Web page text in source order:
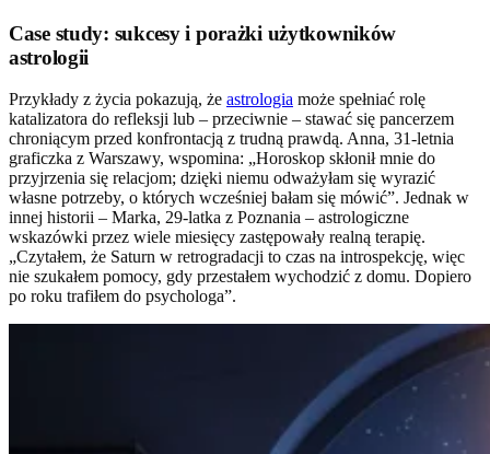
Case study: sukcesy i porażki użytkowników
astrologii
Przykłady z życia pokazują, że astrologia może spełniać rolę
katalizatora do refleksji lub – przeciwnie – stawać się pancerzem
chroniącym przed konfrontacją z trudną prawdą. Anna, 31-letnia
graficzka z Warszawy, wspomina: „Horoskop skłonił mnie do
przyjrzenia się relacjom; dzięki niemu odważyłam się wyrazić
własne potrzeby, o których wcześniej bałam się mówić”. Jednak w
innej historii – Marka, 29-latka z Poznania – astrologiczne
wskazówki przez wiele miesięcy zastępowały realną terapię.
„Czytałem, że Saturn w retrogradacji to czas na introspekcję, więc
nie szukałem pomocy, gdy przestałem wychodzić z domu. Dopiero
po roku trafiłem do psychologa”.